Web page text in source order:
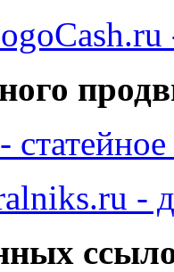
-